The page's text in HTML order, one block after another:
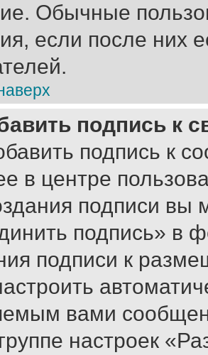
Обычные
если после них
подпись к
подпись к
в центре
подписи вы
подпись» в
подписи к
вами
настроек